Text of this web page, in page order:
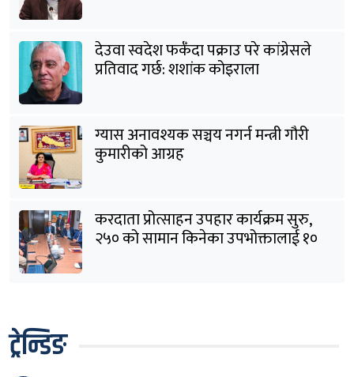
देउवा स्वदेश फर्कँदा पक्राउ परे कांग्रेसले
प्रतिवाद गर्छ: शशांक कोइराला
ग्यास अनावश्यक सञ्चय नगर्न मन्त्री गौरी
कुमारीको आग्रह
करदाता प्रोत्साहन उपहार कार्यक्रम सुरु,
२५० को सामान किनेका उपभोक्तालाई १०
ट्रेन्डिङ